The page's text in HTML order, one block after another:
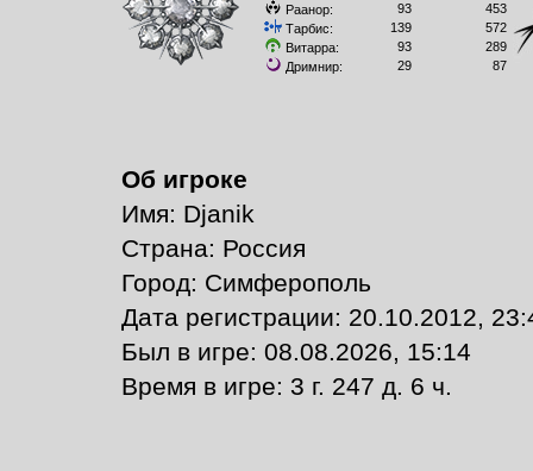
Раанор:
93
453
Тарбис:
139
572
Витарра:
93
289
Дримнир:
29 87
Об игроке
Имя: Djanik
Страна: Россия
Город: Симферополь
Дата регистрации: 20.10.2012,
Был в игре: 08.08.2026, 15:14
Время в игре: 3 г. 247 д. 6 ч.